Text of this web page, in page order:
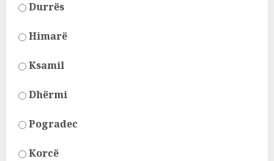
Durrës
Himarë
Ksamil
Dhërmi
Pogradec
Korcë